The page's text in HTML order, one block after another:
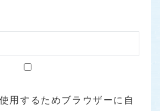
用するためブラウザーに自